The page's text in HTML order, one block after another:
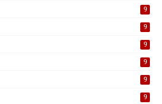
9
9
9
9
9
9